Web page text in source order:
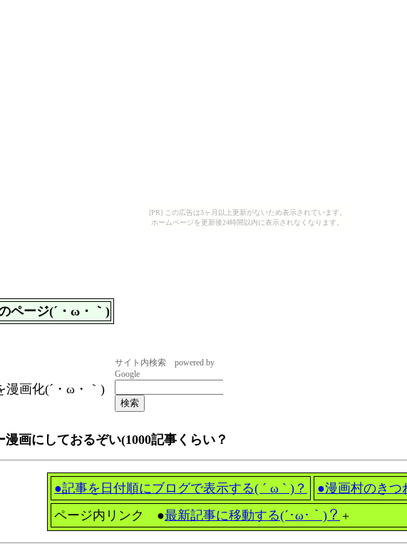
[PR] この広告は3ヶ月以上更新がないため表示されています。
ホームページを更新後24時間以内に表示されなくなります。
ページ(´・ω・｀)
漫画化(´・ω・｀)
画にしておるぞい(1000記事くらい？
●記事を日付順にブログで表示する( ´ ω ` )？ ●漫画村のきつ
ページ内リンク ●最新記事に移動する(´･ω･｀)？ ＋